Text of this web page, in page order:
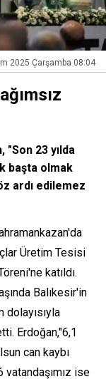
2025 Çarşamba 08:04
"Son 23 yılda
başta olmak
ardı edilemez
Üretim Tesisi
katıldı.
Balıkesir'in
dolayısıyla
Erdoğan,"6,1
can kaybı
vatandaşımız ise